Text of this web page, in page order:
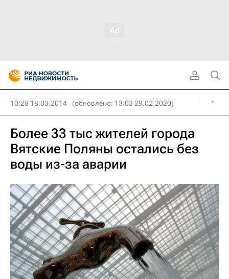
10:28 18.03.2014 (обновлено: 13:03 29.02.2020)
Более 33 тыс жителей города
Вятские Поляны остались без
воды из-за аварии